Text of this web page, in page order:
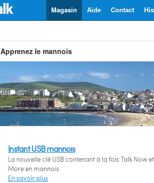
Contact
Aide
Magasin
Apprenez le mannois
Instant USB mannois
La nouvelle clé USB contenant à la fois Talk Now
More en mannois.
En savoir plus